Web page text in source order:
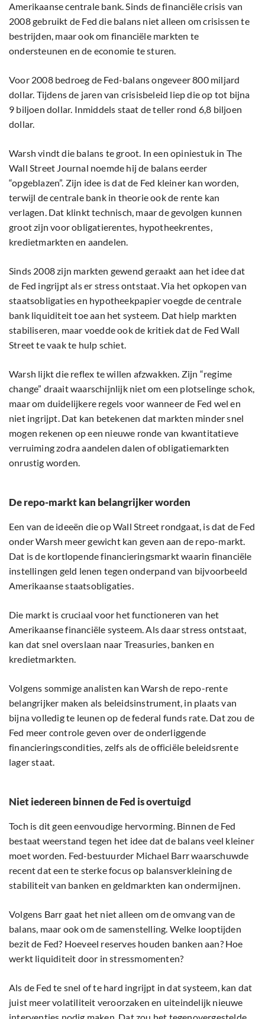
Amerikaanse centrale bank. Sinds de financiële crisis van
2008 gebruikt de Fed die balans niet alleen om crisissen te
bestrijden, maar ook om financiële markten te
ondersteunen en de economie te sturen.
Voor 2008 bedroeg de Fed-balans ongeveer 800 miljard
dollar. Tijdens de jaren van crisisbeleid liep die op tot bijna
9 biljoen dollar. Inmiddels staat de teller rond 6,8 biljoen
dollar.
Warsh vindt die balans te groot. In een opiniestuk in The
Wall Street Journal noemde hij de balans eerder
“opgeblazen”. Zijn idee is dat de Fed kleiner kan worden,
terwijl de centrale bank in theorie ook de rente kan
verlagen. Dat klinkt technisch, maar de gevolgen kunnen
groot zijn voor obligatierentes, hypotheekrentes,
kredietmarkten en aandelen.
Sinds 2008 zijn markten gewend geraakt aan het idee dat
de Fed ingrijpt als er stress ontstaat. Via het opkopen van
staatsobligaties en hypotheekpapier voegde de centrale
bank liquiditeit toe aan het systeem. Dat hielp markten
stabiliseren, maar voedde ook de kritiek dat de Fed Wall
Street te vaak te hulp schiet.
Warsh lijkt die reflex te willen afzwakken. Zijn “regime
change” draait waarschijnlijk niet om een plotselinge schok,
maar om duidelijkere regels voor wanneer de Fed wel en
niet ingrijpt. Dat kan betekenen dat markten minder snel
mogen rekenen op een nieuwe ronde van kwantitatieve
verruiming zodra aandelen dalen of obligatiemarkten
onrustig worden.
De repo-markt kan belangrijker worden
Een van de ideeën die op Wall Street rondgaat, is dat de Fed
onder Warsh meer gewicht kan geven aan de repo-markt.
Dat is de kortlopende financieringsmarkt waarin financiële
instellingen geld lenen tegen onderpand van bijvoorbeeld
Amerikaanse staatsobligaties.
Die markt is cruciaal voor het functioneren van het
Amerikaanse financiële systeem. Als daar stress ontstaat,
kan dat snel overslaan naar Treasuries, banken en
kredietmarkten.
Volgens sommige analisten kan Warsh de repo-rente
belangrijker maken als beleidsinstrument, in plaats van
bijna volledig te leunen op de federal funds rate. Dat zou de
Fed meer controle geven over de onderliggende
financieringscondities, zelfs als de officiële beleidsrente
lager staat.
Niet iedereen binnen de Fed is overtuigd
Toch is dit geen eenvoudige hervorming. Binnen de Fed
bestaat weerstand tegen het idee dat de balans veel kleiner
moet worden. Fed-bestuurder Michael Barr waarschuwde
recent dat een te sterke focus op balansverkleining de
stabiliteit van banken en geldmarkten kan ondermijnen.
Volgens Barr gaat het niet alleen om de omvang van de
balans, maar ook om de samenstelling. Welke looptijden
bezit de Fed? Hoeveel reserves houden banken aan? Hoe
werkt liquiditeit door in stressmomenten?
Als de Fed te snel of te hard ingrijpt in dat systeem, kan dat
juist meer volatiliteit veroorzaken en uiteindelijk nieuwe